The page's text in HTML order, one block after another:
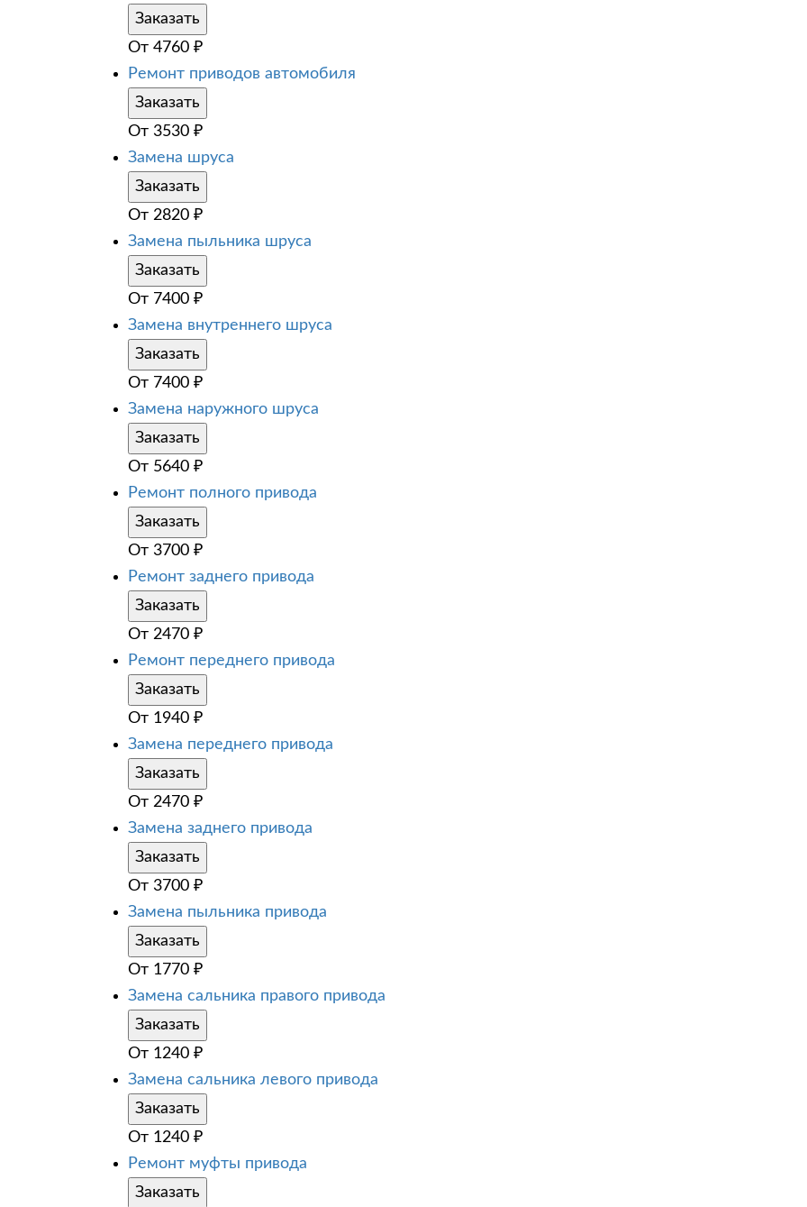
Заказать
От 4760 ₽
Ремонт приводов автомобиля
Заказать
От 3530 ₽
Замена шруса
Заказать
От 2820 ₽
Замена пыльника шруса
Заказать
От 7400 ₽
Замена внутреннего шруса
Заказать
От 7400 ₽
Замена наружного шруса
Заказать
От 5640 ₽
Ремонт полного привода
Заказать
От 3700 ₽
Ремонт заднего привода
Заказать
От 2470 ₽
Ремонт переднего привода
Заказать
От 1940 ₽
Замена переднего привода
Заказать
От 2470 ₽
Замена заднего привода
Заказать
От 3700 ₽
Замена пыльника привода
Заказать
От 1770 ₽
Замена сальника правого привода
Заказать
От 1240 ₽
Замена сальника левого привода
Заказать
От 1240 ₽
Ремонт муфты привода
Заказать